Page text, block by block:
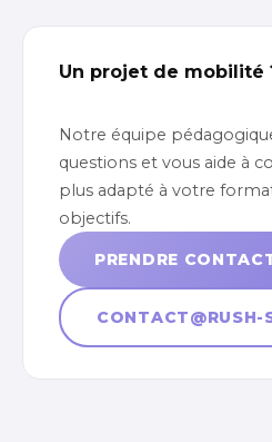
Un projet de mobilité
Notre équipe
questions et vous aide à
plus adapté à votre
objectifs.
PRENDRE
CONTACT@RUSH-